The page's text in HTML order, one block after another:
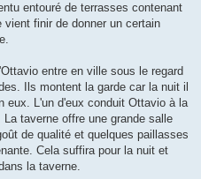
entouré de terrasses contenant
finir de donner un certain
entre en ville sous le regard
Ils montent la garde car la nuit il
eux. L'un d'eux conduit Ottavio à la
taverne offre une grande salle
de qualité et quelques paillasses
Cela suffira pour la nuit et
la taverne.